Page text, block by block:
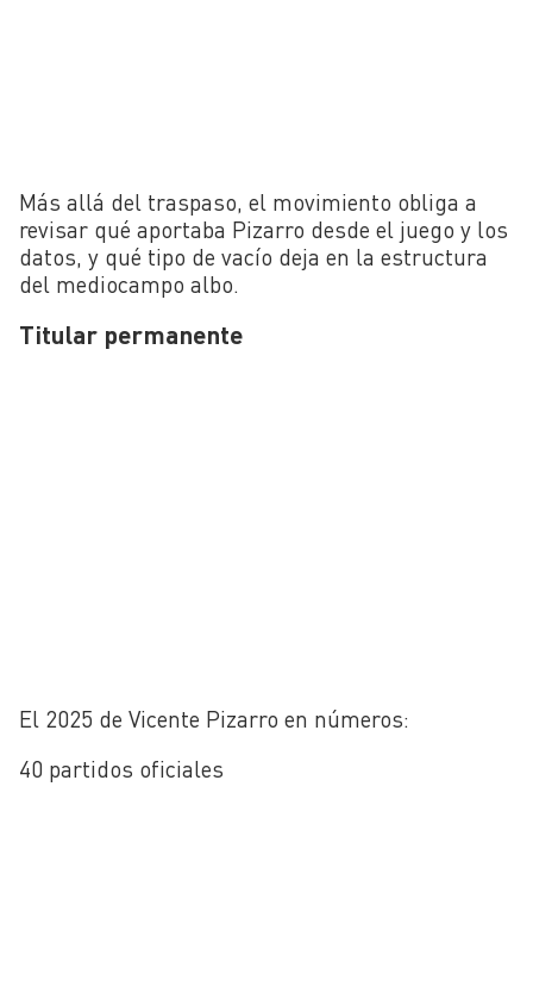
Más allá del traspaso, el movimiento obliga a
revisar qué aportaba Pizarro desde el juego y los
datos, y qué tipo de vacío deja en la estructura
del mediocampo albo.
Titular permanente
El 2025 de Vicente Pizarro en números:
40 partidos oficiales